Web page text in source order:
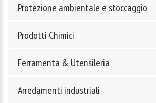
Protezione ambientale e stoccaggio
Prodotti Chimici
Ferramenta & Utensileria
Arredamenti industriali